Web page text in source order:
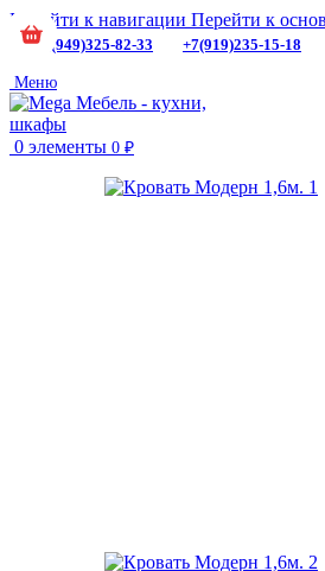
Перейти к навигации Перейти к
+7(949)325-82-33 +7(919)235-15-18
Меню
0 элементы 0 ₽